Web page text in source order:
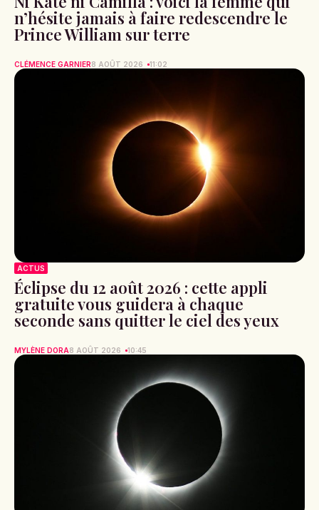
n’hésite jamais à faire redescendre le
Prince William sur terre
CLÉMENCE GARNIER8 AOÛT 2026 11:02
ACTUS
Éclipse du 12 août 2026 : cette appli
gratuite vous guidera à chaque
seconde sans quitter le ciel des yeux
MYLÈNE DORA8 AOÛT 2026 10:45